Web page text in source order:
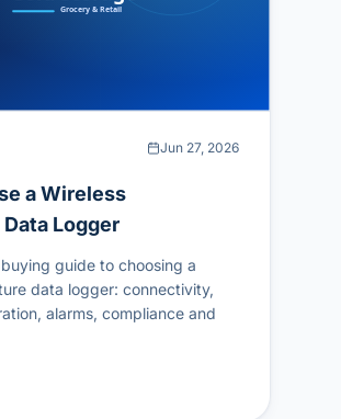
Jun 27, 2026
a Wireless
Logger
guide to choosing a
data logger: connectivity,
alarms, compliance and